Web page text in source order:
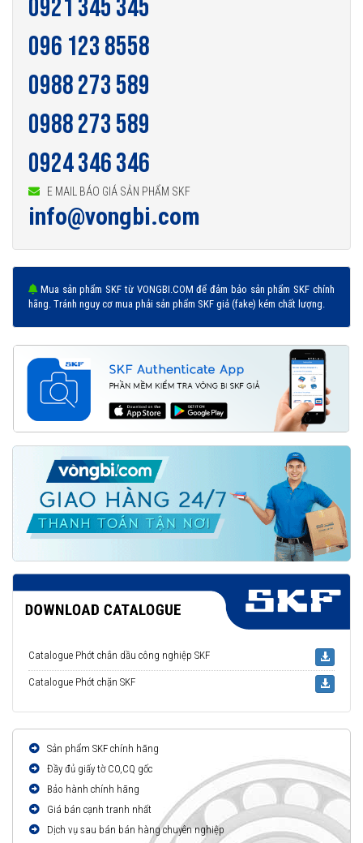
0921 345 345
096 123 8558
0988 273 589
0988 273 589
0924 346 346
E MAIL BÁO GIÁ SẢN PHẨM SKF
info@vongbi.com
Mua sản phẩm SKF từ VONGBI.COM để đảm bảo sản phẩm SKF chính
hãng. Tránh nguy cơ mua phải sản phẩm SKF giả (fake) kém chất lượng.
Catalogue Phớt chắn dầu công nghiệp SKF
Catalogue Phớt chặn SKF
Sản phẩm SKF chính hãng
Đầy đủ giấy tờ CO,CQ gốc
Bảo hành chính hãng
Giá bán cạnh tranh nhất
Dịch vụ sau bán bán hàng chuyên nghiệp